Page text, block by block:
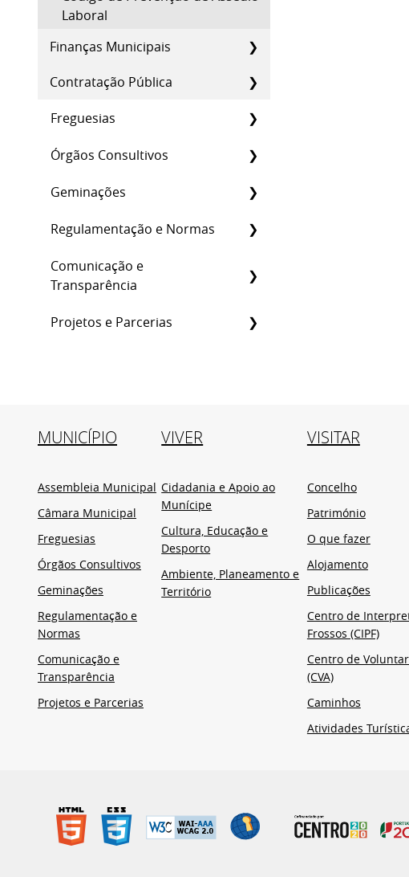
Laboral
Finanças Municipais
Contratação Pública
Freguesias
Órgãos Consultivos
Geminações
Regulamentação e Normas
Comunicação e
Transparência
Projetos e Parcerias
MUNICÍPIO
Assembleia Municipal
Câmara Municipal
Freguesias
Órgãos Consultivos
Geminações
Regulamentação e
Normas
Comunicação e
Transparência
Projetos e Parcerias
VIVER
Cidadania e Apoio ao
Munícipe
Cultura, Educação e
Desporto
Ambiente, Planeamento e
Território
VISITAR
Concelho
Património
O que fazer
Alojamento
Publicações
Centro de
Frossos (CIPF)
Centro de
(CVA)
Caminhos
Atividades